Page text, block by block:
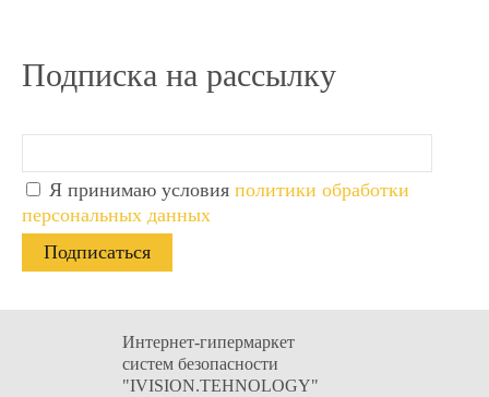
Видеодомофон Tantos
SHERLOCK
Имя
Email
Телефон
Комментарий к заказу
Видеодомофон Tantos
SHERLOCK
Имя
Email
Телефон
Комментарий к заказу
Подписка на рассылку
Я принимаю условия политики обработки
персональных данных
Интернет-гипермаркет
систем безопасности
"IVISION.TEHNOLOGY"